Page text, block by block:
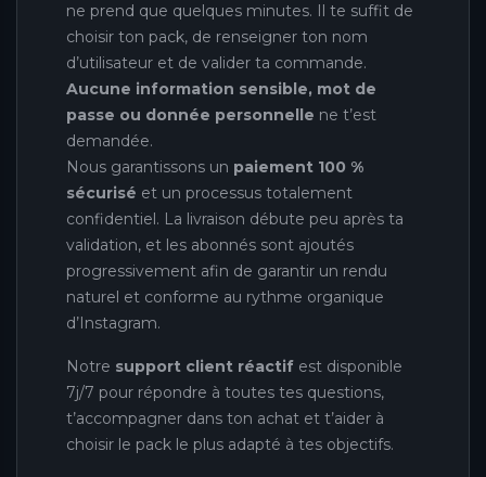
ne prend que quelques minutes. Il te suffit de
choisir ton pack, de renseigner ton nom
d’utilisateur et de valider ta commande.
Aucune information sensible, mot de
passe ou donnée personnelle ne t’est
demandée.
Nous garantissons un paiement 100 %
sécurisé et un processus totalement
confidentiel. La livraison débute peu après ta
validation, et les abonnés sont ajoutés
progressivement afin de garantir un rendu
naturel et conforme au rythme organique
d’Instagram.
Notre support client réactif est disponible
7j/7 pour répondre à toutes tes questions,
t’accompagner dans ton achat et t’aider à
choisir le pack le plus adapté à tes objectifs.